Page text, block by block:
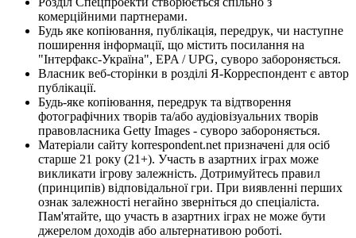
комерційними партнерами.
Будь яке копіювання, публікація, передрук, чи наступне
поширення інформації, що містить посилання на
"Інтерфакс-Україна", EPA / UPG, суворо забороняється.
Власник веб-сторінки в розділі Я-Корреспондент є автор
публікації.
Будь-яке копіювання, передрук та відтворення
фотографічних творів та/або аудіовізуальних творів
правовласника Getty Images - суворо забороняється.
Матеріали сайту korrespondent.net призначені для осіб
старше 21 року (21+). Участь в азартних іграх може
викликати ігрову залежність. Дотримуйтесь правил
(принципів) відповідальної гри. При виявленні перших
ознак залежності негайно зверніться до спеціаліста.
Пам'ятайте, що участь в азартних іграх не може бути
джерелом доходів або альтернативою роботі.